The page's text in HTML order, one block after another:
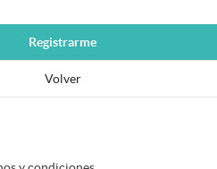
Registrarme
Volver